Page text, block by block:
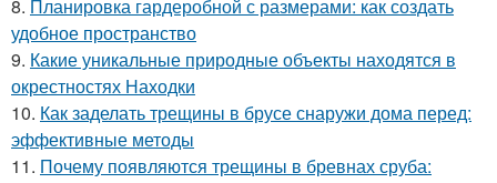
8. Планировка гардеробной с размерами: как создать
удобное пространство
9. Какие уникальные природные объекты находятся в
окрестностях Находки
10. Как заделать трещины в брусе снаружи дома перед:
эффективные методы
11. Почему появляются трещины в бревнах сруба: